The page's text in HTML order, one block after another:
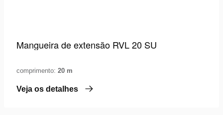
Mangueira de extensão RVL 20 SU
comprimento: 20 m
Veja os detalhes